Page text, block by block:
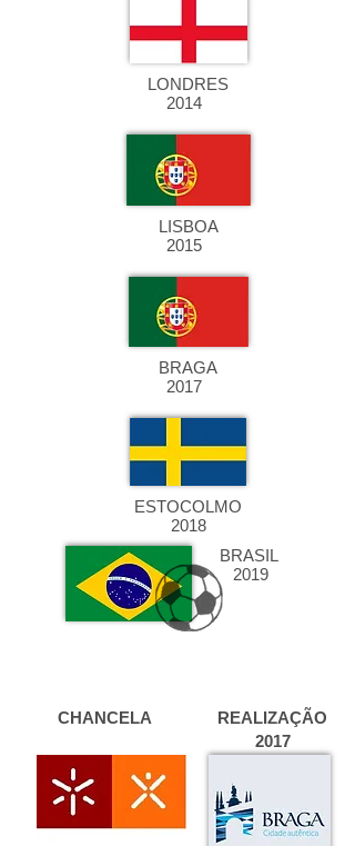
LONDRES
2014
LISBOA
2015
BRAGA
2017
ESTOCOLMO
2018
BRASIL
2019
CHANCELA
REALIZAÇÃO
2017